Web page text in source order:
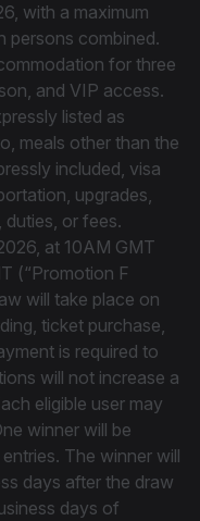
with a maximum
combined.
for three
and VIP access.
listed as
meals other than the
included, visa
upgrades,
duties, or fees.
at 10AM GMT
(“Promotion F
will take place on
ticket purchase,
is required to
will not increase a
eligible user may
winner will be
The winner will
days after the draw
days of